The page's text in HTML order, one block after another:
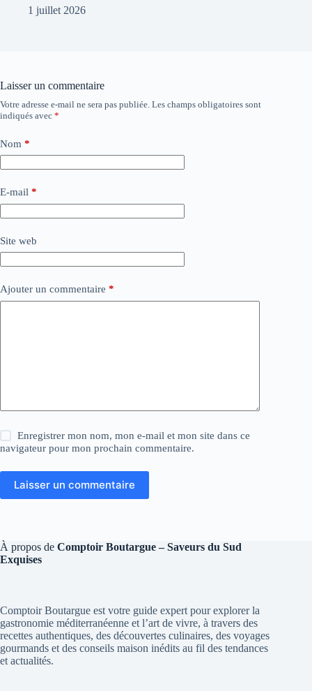
1 juillet 2026
Laisser un commentaire
Votre adresse e-mail ne sera pas publiée. Les champs obligatoires sont
indiqués avec *
Nom *
E-mail *
Site web
Ajouter un commentaire *
Enregistrer mon nom, mon e-mail et mon site dans ce
navigateur pour mon prochain commentaire.
Laisser un commentaire
À propos de Comptoir Boutargue – Saveurs du Sud
Exquises
Comptoir Boutargue est votre guide expert pour explorer la
gastronomie méditerranéenne et l’art de vivre, à travers des
recettes authentiques, des découvertes culinaires, des voyages
gourmands et des conseils maison inédits au fil des tendances
et actualités.